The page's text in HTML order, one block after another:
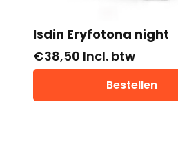
Isdin Eryfotona night
€38,50 Incl. btw
Bestellen